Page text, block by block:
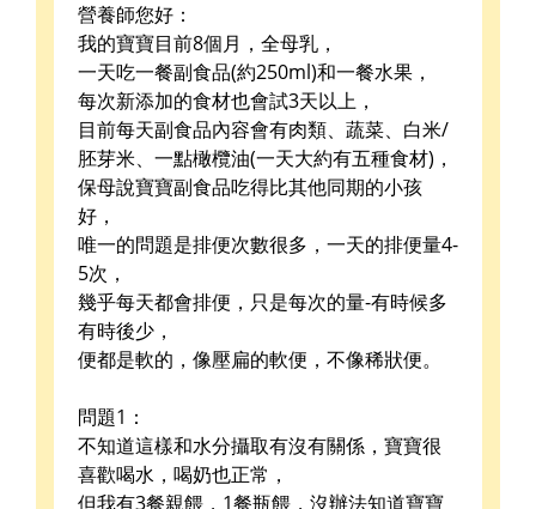
營養師您好：
我的寶寶目前8個月，全母乳，
一天吃一餐副食品(約250ml)和一餐水果，
每次新添加的食材也會試3天以上，
目前每天副食品內容會有肉類、蔬菜、白米/
胚芽米、一點橄欖油(一天大約有五種食材)，
保母說寶寶副食品吃得比其他同期的小孩
好，
唯一的問題是排便次數很多，一天的排便量4-
5次，
幾乎每天都會排便，只是每次的量-有時候多
有時後少，
便都是軟的，像壓扁的軟便，不像稀狀便。
問題1：
不知道這樣和水分攝取有沒有關係，寶寶很
喜歡喝水，喝奶也正常，
但我有3餐親餵，1餐瓶餵，沒辦法知道寶寶